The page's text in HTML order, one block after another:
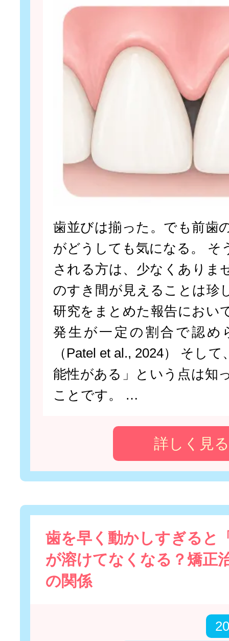
歯並びは揃った。でも前歯
がどうしても気になる。 そ
される方は、少なくありま
のすき間が見えることは珍
研究をまとめた報告におい
発生が一定の割合で認め
（Patel et al., 2024） そし
能性がある」という点は知
ことです。 …
詳しく見る
歯を早く動かしすぎると
が溶けてなくなる？矯正
の関係